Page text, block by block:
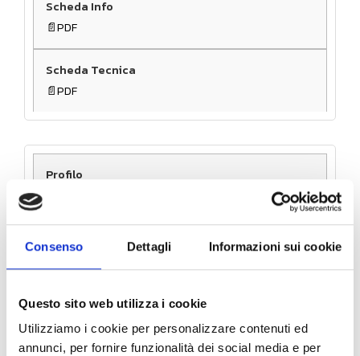
Consenso Dettagli Informazioni sui cookie
Questo sito web utilizza i cookie
Utilizziamo i cookie per personalizzare contenuti ed
annunci, per fornire funzionalità dei social media e per
PDF
PDF
UH.G.OFA2500CDR6
UH.G.OFA2500ABR6